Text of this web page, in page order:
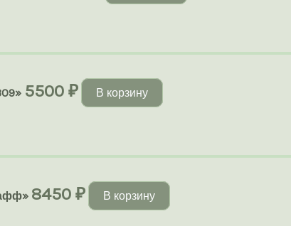
5500 ₽ В корзину
8450 ₽ В корзину